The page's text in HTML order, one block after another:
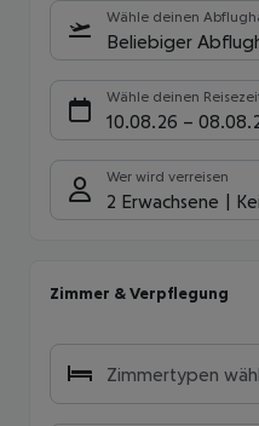
Wähle deinen
Beliebiger
Wähle deinen
10.08.26 –
Wer wird verreisen
2 Erwachsene
Zimmer & Verpflegung
Zimmertypen